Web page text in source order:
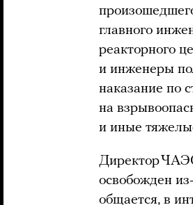
главного
реакторного
и инженеры
наказание по
на
и иные
Директор
освобожден
общается, в